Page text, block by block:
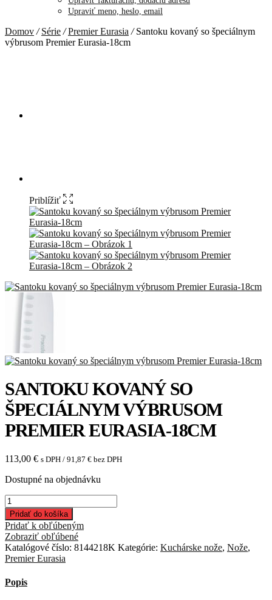
Upraviť meno, heslo, email
Domov / Série / Premier Eurasia /Santoku kovaný so špeciálnym
výbrusom Premier Eurasia-18cm
Priblížiť
SANTOKU KOVANÝ SO
ŠPECIÁLNYM VÝBRUSOM
PREMIER EURASIA-18CM
113,00 € s DPH / 91,87 € bez DPH
Dostupné na objednávku
množstvo
Santoku
kovaný
so
špeciálnym
výbrusom
Premier
Eurasia-
18cm
Pridať do košíka
Pridať k obľúbeným
Zobraziť obľúbené
Katalógové číslo: 8144218K Kategórie: Kuchárske nože, Nože,
Premier Eurasia
Popis